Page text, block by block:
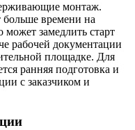
монтаж.
больше времени на
может замедлить старт
рабочей документации
площадке. Для
ранняя подготовка и
с заказчиком и